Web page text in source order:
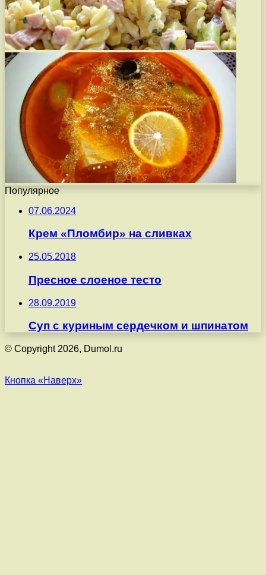
Популярное
07.06.2024
Крем «Пломбир» на сливках
25.05.2018
Пресное слоеное тесто
28.09.2019
Суп с куриным сердечком и шпинатом
© Copyright 2026, Dumol.ru
Кнопка «Наверх»